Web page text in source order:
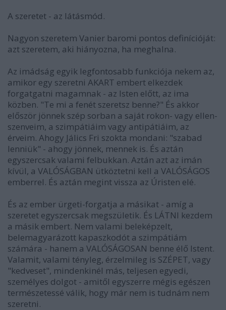
A szeretet - az látásmód.
Nagyon szeretem Vanier baromi pontos definícióját:
azt szeretem, aki hiányozna, ha meghalna.
Az imádság egyik legfontosabb funkciója nekem az,
amikor egy szeretni AKART embert elkezdek
forgatgatni magamnak - az Isten előtt, az ima
közben. "Te mi a fenét szeretsz benne?" És akkor
először jönnek szép sorban a saját rokon- vagy ellen-
szenveim, a szimpátiáim vagy antipátiáim, az
érveim. Ahogy Jálics Fri szokta mondani: "szabad
lenniük" - ahogy jönnek, mennek is. És aztán
egyszercsak valami felbukkan. Aztán azt az imán
kívül, a VALÓSÁGBAN ütköztetni kell a VALÓSÁGOS
emberrel. És aztán megint vissza az Úristen elé.
És az ember ürgeti-forgatja a másikat - amíg a
szeretet egyszercsak megszületik. És LÁTNI kezdem
a másik embert. Nem valami beleképzelt,
belemagyarázott kapaszkodót a szimpátiám
számára - hanem a VALÓSÁGOSAN benne élő Istent.
Valamit, valami tényleg, érzelmileg is SZÉPET, vagy
"kedveset", mindenkinél más, teljesen egyedi,
személyes dolgot - amitől egyszerre mégis egészen
természetessé válik, hogy már nem is tudnám nem
szeretni.